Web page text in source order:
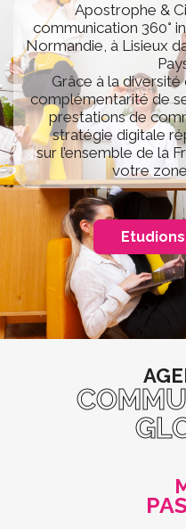
Apostrophe &
communication 360°
Normandie, à Lisieux
Grâce à la
complémentarité de
prestations de
stratégie digitale
sur l’ensemble de la
votre